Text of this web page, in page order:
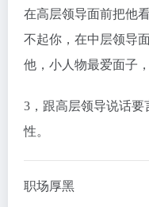
在高层领导面前把他
不起你，在中层领导
他，小人物最爱面子
3，跟高层领导说话
性。
职场厚黑